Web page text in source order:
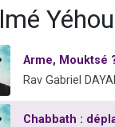
Arme, Mouktsé
Rav Gabriel
Chabbath :